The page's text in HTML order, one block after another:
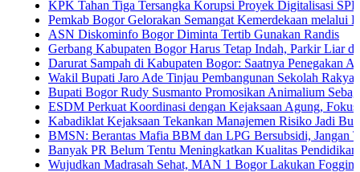
Tahan Tiga Tersangka Korupsi Proyek Digitalisasi SPBU
Bogor Gelorakan Semangat Kemerdekaan melalui
Diskominfo Bogor Diminta Tertib Gunakan Randis
Kabupaten Bogor Harus Tetap Indah, Parkir Liar dan PKL
Sampah di Kabupaten Bogor: Saatnya Penegakan Aturan dan
Bupati Jaro Ade Tinjau Pembangunan Sekolah Rakyat di
Bogor Rudy Susmanto Promosikan Animalium Sebagai
Perkuat Koordinasi dengan Kejaksaan Agung, Fokus
Kejaksaan Tekankan Manajemen Risiko Jadi Budaya Kerja
Berantas Mafia BBM dan LPG Bersubsidi, Jangan Tebang
PR Belum Tentu Meningkatkan Kualitas Pendidikan
Madrasah Sehat, MAN 1 Bogor Lakukan Fogging